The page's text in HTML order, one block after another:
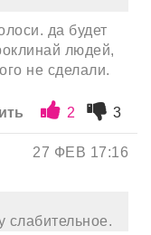
да будет
людей,
не сделали.
2 3
27 ФЕВ 17:16
слабительное.